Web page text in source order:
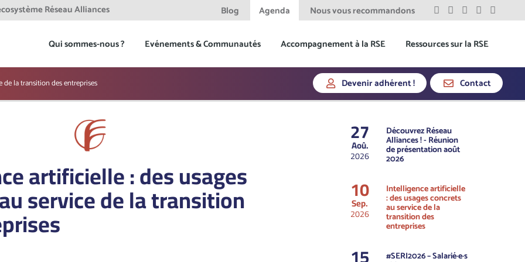
Réseau Alliances Blog Agenda Nous vous recommandons
Qui sommes-nous ? Evénements & Communautés Accompagnement à la RSE Ressources sur la RSE
Devenir adhérent ! Contact
de la transition des entreprises
artificielle : des usages
service de la transition
Découvrez Réseau
Alliances ! - Réunion
de présentation août
2026
27
Aoû.
2026
Intelligence artificielle
: des usages concrets
au service de la
transition des
entreprises
10
Sep.
2026
#SERI2026 – Salarié·e·s